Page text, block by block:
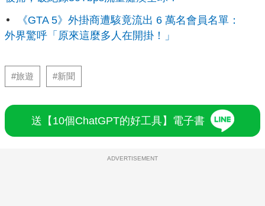
《GTA 5》外掛商遭駭竟流出 6 萬名會員名單：
外界驚呼「原來這麼多人在開掛！」
#旅遊 #新聞
送【10個ChatGPT的好工具】電子書
ADVERTISEMENT